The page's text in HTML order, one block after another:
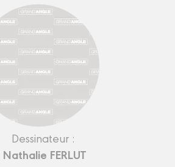
Dessinateur :
Nathalie FERLUT